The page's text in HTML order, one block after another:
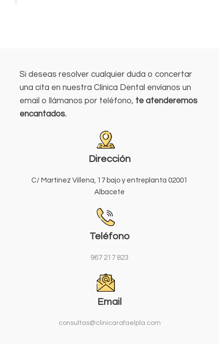
Si deseas resolver cualquier duda o concertar
una cita en nuestra Clínica Dental envíanos un
email o llámanos por teléfono, te atenderemos
encantados.
Dirección
C/ Martinez Villena, 17 bajo y entreplanta 02001
Albacete
Teléfono
967 217 823
Email
consultas@clinicarafaelpla.com